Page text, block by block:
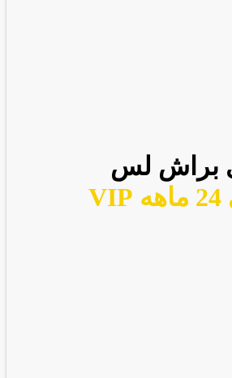
براش لس
گارانتی 24 ماهه VIP